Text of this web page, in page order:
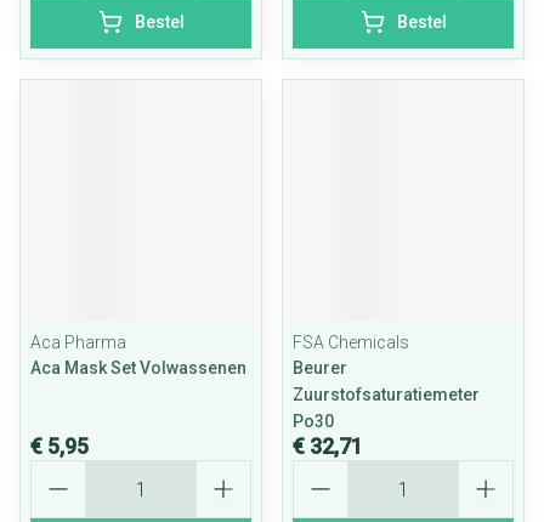
Bestel Bestel
Aca Pharma
Aca Mask Set Volwassenen
€ 5,95
FSA Chemicals
Beurer
Zuurstofsaturatiemeter
Po30
€ 32,71